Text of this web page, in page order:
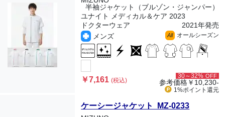
半袖ジャケット（ブルゾン・ジャンパー）
ユナイト メディカル＆ケア 2023
ドクターウェア
2021年発売
メンズ
All オールシーズン
￥7,161(税込)
30～32% OFF
参考価格￥10,230-
1%ポイント 還元
ケーシージャケット MZ-0233